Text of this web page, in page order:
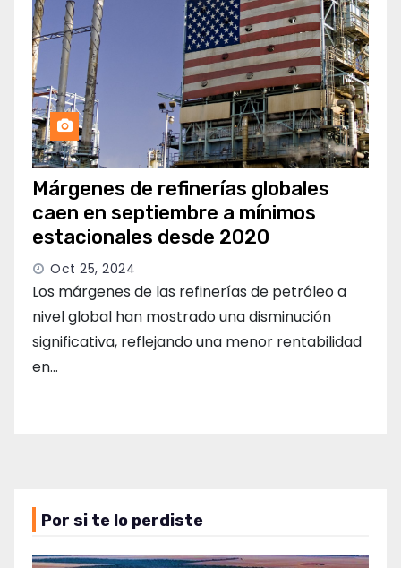
Márgenes de refinerías globales
caen en septiembre a mínimos
estacionales desde 2020
Oct 25, 2024
Los márgenes de las refinerías de petróleo a
nivel global han mostrado una disminución
significativa, reflejando una menor rentabilidad
en…
Por si te lo perdiste